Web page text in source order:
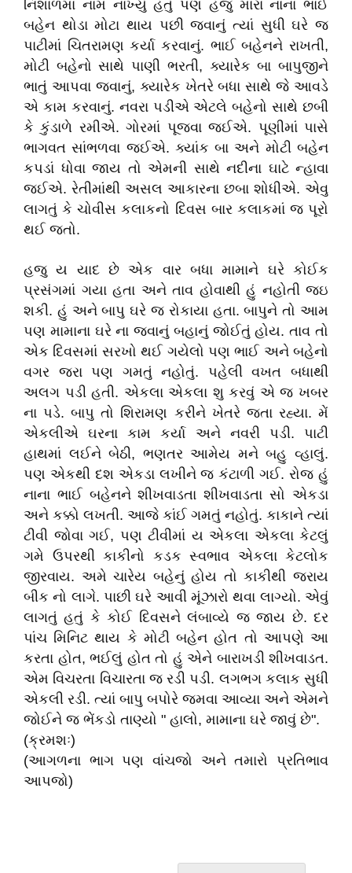
નિશાળમાં નામ નાખ્યું હતું પણ હજુ મારા નાના ભાઈ
બહેન થોડા મોટા થાય પછી જવાનું ત્યાં સુધી ઘરે જ
પાટીમાં ચિતરામણ કર્યા કરવાનું. ભાઈ બહેનને રાખતી,
મોટી બહેનો સાથે પાણી ભરતી, ક્યારેક બા બાપુજીને
ભાતું આપવા જવાનું, ક્યારેક ખેતરે બધા સાથે જે આવડે
એ કામ કરવાનું. નવરા પડીએ એટલે બહેનો સાથે છબી
કે કુંડાળે રમીએ. ગોરમાં પૂજવા જઈએ. પૂણીમાં પાસે
ભાગવત સાંભળવા જઈએ. ક્યાંક બા અને મોટી બહેન
કપડાં ધોવા જાય તો એમની સાથે નદીના ઘાટે ન્હાવા
જઈએ. રેતીમાંથી અસલ આકારના છબા શોધીએ. એવુ
લાગતું કે ચોવીસ કલાકનો દિવસ બાર કલાકમાં જ પૂરો
થઈ જતો.
હજુ ય યાદ છે એક વાર બધા મામાને ઘરે કોઈક
પ્રસંગમાં ગયા હતા અને તાવ હોવાથી હું નહોતી જઇ
શકી. હું અને બાપુ ઘરે જ રોકાયા હતા. બાપુને તો આમ
પણ મામાના ઘરે ના જવાનું બહાનું જોઈતું હોય. તાવ તો
એક દિવસમાં સરખો થઈ ગયેલો પણ ભાઈ અને બહેનો
વગર જરા પણ ગમતું નહોતું. પહેલી વખત બધાથી
અલગ પડી હતી. એકલા એકલા શુ કરવું એ જ ખબર
ના પડે. બાપુ તો શિરામણ કરીને ખેતરે જતા રહ્યા. મેં
એકલીએ ઘરના કામ કર્યા અને નવરી પડી. પાટી
હાથમાં લઈને બેઠી, ભણતર આમેય મને બહુ વ્હાલું.
પણ એકથી દશ એકડા લખીને જ કંટાળી ગઈ. રોજ હું
નાના ભાઈ બહેનને શીખવાડતા શીખવાડતા સો એકડા
અને કક્કો લખતી. આજે કાંઈ ગમતું નહોતું. કાકાને ત્યાં
ટીવી જોવા ગઈ, પણ ટીવીમાં ય એકલા એકલા કેટલું
ગમે ઉપરથી કાકીનો કડક સ્વભાવ એકલા કેટલોક
જીરવાય. અમે ચારેય બહેનું હોય તો કાકીથી જરાય
બીક નો લાગે. પાછી ઘરે આવી મૂંઝારો થવા લાગ્યો. એવું
લાગતું હતું કે કોઈ દિવસને લંબાવ્યે જ જાય છે. દર
પાંચ મિનિટ થાય કે મોટી બહેન હોત તો આપણે આ
કરતા હોત, ભઈલું હોત તો હું એને બારાખડી શીખવાડત.
એમ વિચરતા વિચારતા જ રડી પડી. લગભગ કલાક સુધી
એકલી રડી. ત્યાં બાપુ બપોરે જમવા આવ્યા અને એમને
જોઈને જ ભેંકડો તાણ્યો " હાલો, મામાના ઘરે જાવું છે".
(ક્રમશઃ)
(આગળના ભાગ પણ વાંચજો અને તમારો પ્રતિભાવ
આપજો)